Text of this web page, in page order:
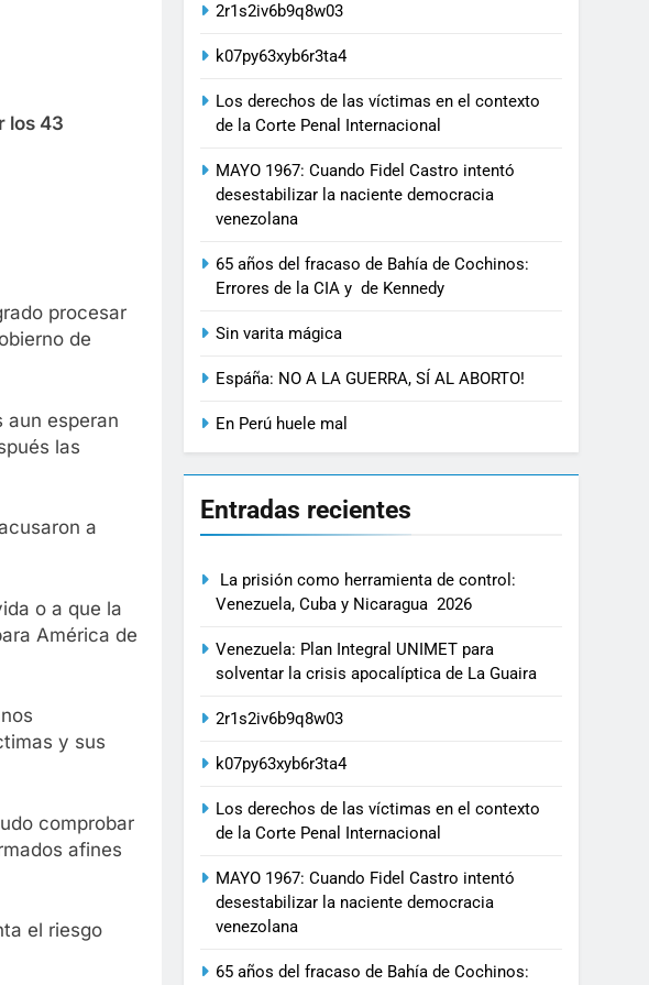
los 43
procesar
de
aun esperan
las
a
o a que la
América de
y sus
comprobar
afines
el riesgo
2r1s2iv6b9q8w03
k07py63xyb6r3ta4
Los derechos de las víctimas en el contexto
de la Corte Penal Internacional
MAYO 1967: Cuando Fidel Castro intentó
desestabilizar la naciente democracia
venezolana
65 años del fracaso de Bahía de Cochinos:
Errores de la CIA y de Kennedy
Sin varita mágica
Espáña: NO A LA GUERRA, SÍ AL ABORTO!
En Perú huele mal
Entradas recientes
La prisión como herramienta de control:
Venezuela, Cuba y Nicaragua 2026
Venezuela: Plan Integral UNIMET para
solventar la crisis apocalíptica de La Guaira
2r1s2iv6b9q8w03
k07py63xyb6r3ta4
Los derechos de las víctimas en el contexto
de la Corte Penal Internacional
MAYO 1967: Cuando Fidel Castro intentó
desestabilizar la naciente democracia
venezolana
65 años del fracaso de Bahía de Cochinos: